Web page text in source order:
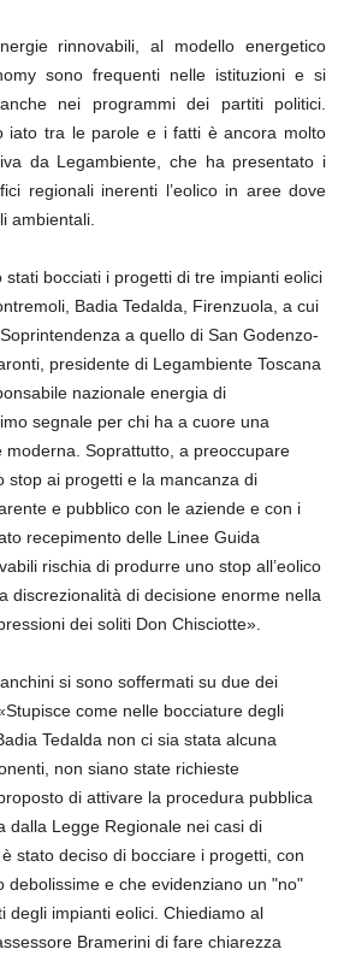
rinnovabili, al modello energetico
sono frequenti nelle istituzioni e si
nei programmi dei partiti politici.
iato tra le parole e i fatti è ancora molto
da Legambiente, che ha presentato i
regionali inerenti l’eolico in aree dove
ambientali.
bocciati i progetti di tre impianti eolici
Badia Tedalda, Firenzuola, a cui
a quello di San Godenzo-
presidente di Legambiente Toscana
nazionale energia di
segnale per chi ha a cuore una
moderna. Soprattutto, a preoccupare
stop ai progetti e la mancanza di
e pubblico con le aziende e con i
recepimento delle Linee Guida
rischia di produrre uno stop all’eolico
discrezionalità di decisione enorme nella
dei soliti Don Chisciotte».
si sono soffermati su due dei
come nelle bocciature degli
Tedalda non ci sia stata alcuna
non siano state richieste
di attivare la procedura pubblica
dalla Legge Regionale nei casi di
stato deciso di bocciare i progetti, con
debolissime e che evidenziano un "no"
degli impianti eolici. Chiediamo al
Bramerini di fare chiarezza